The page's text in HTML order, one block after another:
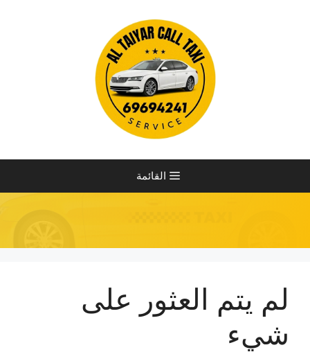
القائمة
لم يتم العثور على
شيء